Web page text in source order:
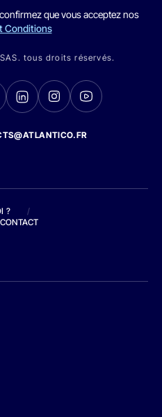
que vous acceptez nos
Conditions
tous droits réservés.
?
/
CONTACT